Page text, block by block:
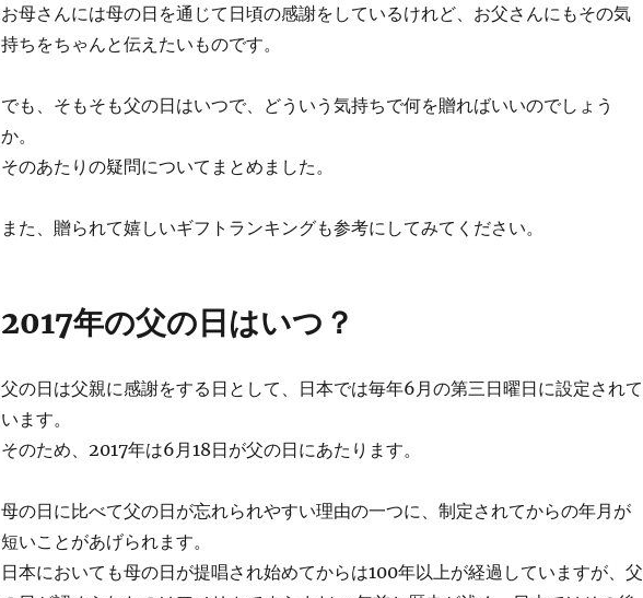
お母さんには母の日を通じて日頃の感謝をしているけれど、お父さんにもその気
持ちをちゃんと伝えたいものです。
でも、そもそも父の日はいつで、どういう気持ちで何を贈ればいいのでしょう
か。
そのあたりの疑問についてまとめました。
また、贈られて嬉しいギフトランキングも参考にしてみてください。
2017年の父の日はいつ？
父の日は父親に感謝をする日として、日本では毎年6月の第三日曜日に設定されて
います。
そのため、 2017年は6月18日が父の日にあたります。
母の日に比べて父の日が忘れられやすい理由の一つに、制定されてからの年月が
短いことがあげられます。
日本においても母の日が提唱され始めてからは100年以上が経過していますが、父